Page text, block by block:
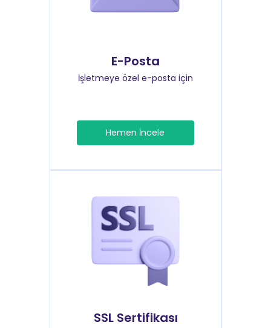
E-Posta
İşletmeye özel e-posta için
Hemen İncele
SSL Sertifikası